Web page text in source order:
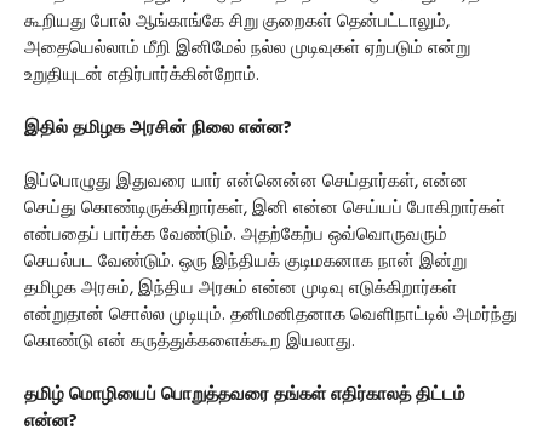
கூறியது போல் ஆங்காங்கே சிறு குறைகள் தென்பட்டாலும்,
அதையெல்லாம் மீறி இனிமேல் நல்ல முடிவுகள் ஏற்படும் என்று
உறுதியுடன் எதிர்பார்க்கின்றோம்.
இதில் தமிழக அரசின் நிலை என்ன?
இப்பொழுது இதுவரை யார் என்னென்ன செய்தார்கள், என்ன
செய்து கொண்டிருக்கிறார்கள், இனி என்ன செய்யப் போகிறார்கள்
என்பதைப் பார்க்க வேண்டும். அதற்கேற்ப ஒவ்வொருவரும்
செயல்பட வேண்டும். ஒரு இந்தியக் குடிமகனாக நான் இன்று
தமிழக அரசும், இந்திய அரசும் என்ன முடிவு எடுக்கிறார்கள்
என்றுதான் சொல்ல முடியும். தனிமனிதனாக வெளிநாட்டில் அமர்ந்து
கொண்டு என் கருத்துக்களைக்கூற இயலாது.
தமிழ் மொழியைப் பொறுத்தவரை தங்கள் எதிர்காலத் திட்டம்
என்ன?